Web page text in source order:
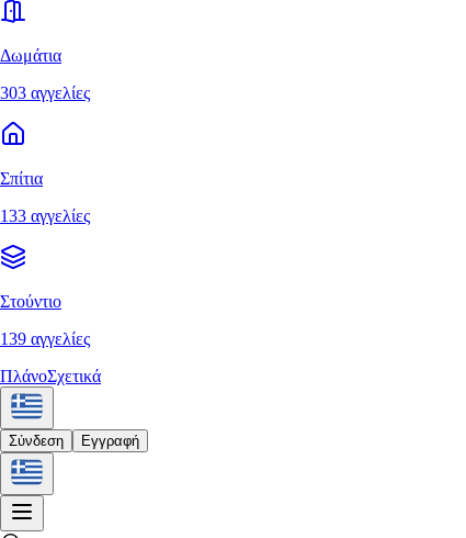
Δωμάτια
303 αγγελίες
Σπίτια
133 αγγελίες
Στούντιο
139 αγγελίες
ΠλάνοΣχετικά
Σύνδεση Εγγραφή